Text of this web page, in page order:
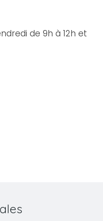
de 9h à 12h et